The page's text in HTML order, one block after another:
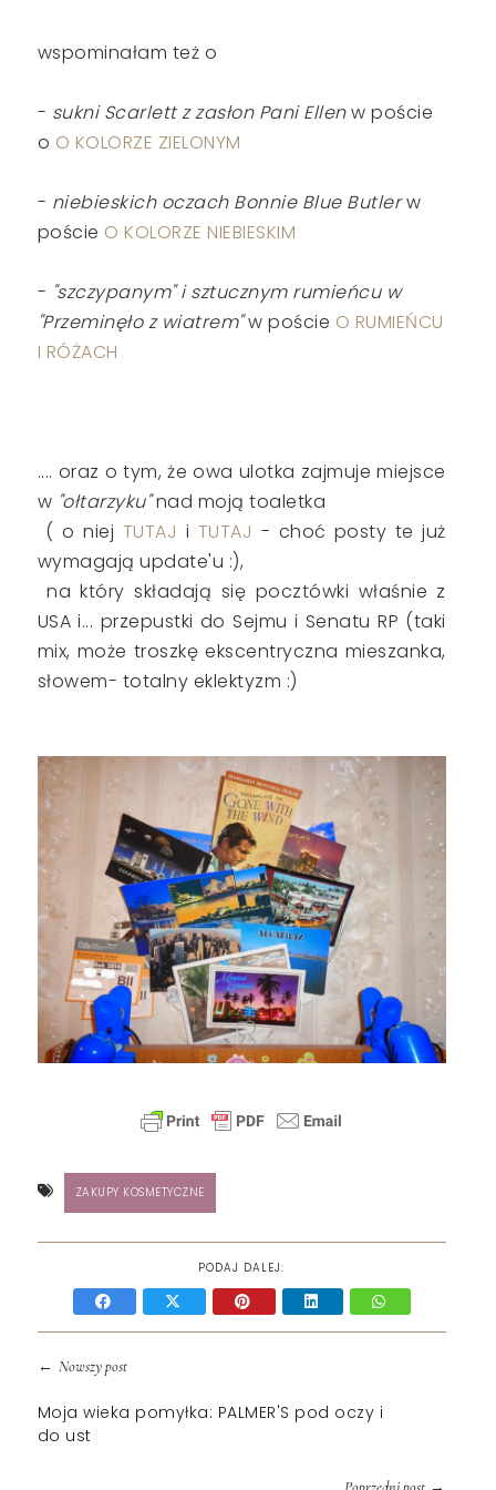
wspominałam też o
- sukni Scarlett z zasłon Pani Ellenw poście
o O KOLORZE ZIELONYM
- niebieskich oczach Bonnie Blue Butlerw
poście O KOLORZE NIEBIESKIM
- "szczypanym" i sztucznym rumieńcu w
"Przeminęło z wiatrem"w poście O RUMIEŃCU
I RÓŻACH
.... oraz o tym, że owa ulotka zajmuje miejsce
w "ołtarzyku"nad moją toaletka
( o niej TUTAJ i TUTAJ - choć posty te już
wymagają update'u :),
na który składają się pocztówki właśnie z
USA i... przepustki do Sejmu i Senatu RP (taki
mix, może troszkę ekscentryczna mieszanka,
słowem- totalny eklektyzm :)
ZAKUPY KOSMETYCZNE
PODAJ DALEJ:
← Nowszy post
Moja wieka pomyłka: PALMER'S pod oczy i
do ust